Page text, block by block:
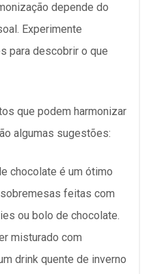
depende do
Experimente
para descobrir o que
que podem harmonizar
algumas sugestões:
chocolate é um ótimo
feitas com
ou bolo de chocolate.
misturado com
drink quente de inverno